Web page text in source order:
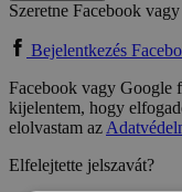
Szeretne Facebook
Bejelentkezés
Facebook vagy Google
kijelentem, hogy
elolvastam az
Elfelejtette jelszavát?